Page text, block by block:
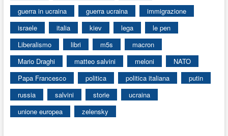
guerra in ucraina
guerra ucraina
immigrazione
israele
italia kiev lega
le pen
Liberalismo
libri m5s
macron
Mario Draghi
matteo salvini meloni
NATO
Papa Francesco
politica politica italiana
putin
russia
salvini storie
ucraina
unione europea
zelensky